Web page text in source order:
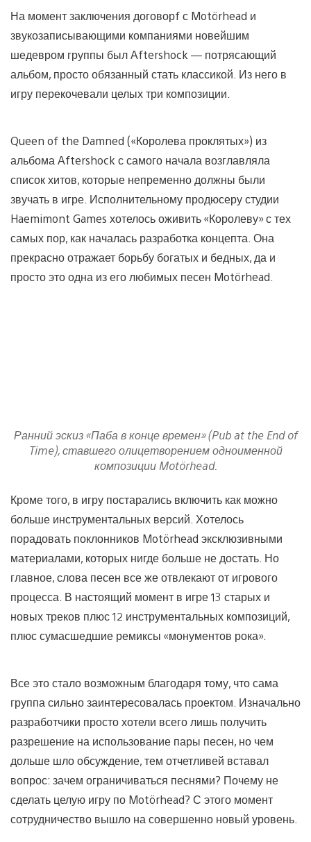
На момент заключения договорf с Motörhead и
звукозаписывающими компаниями новейшим
шедевром группы был Aftershock — потрясающий
альбом, просто обязанный стать классикой. Из него в
игру перекочевали целых три композиции.
Queen of the Damned («Королева проклятых») из
альбома Aftershock с самого начала возглавляла
список хитов, которые непременно должны были
звучать в игре. Исполнительному продюсеру студии
Haemimont Games хотелось оживить «Королеву» с тех
самых пор, как началась разработка концепта. Она
прекрасно отражает борьбу богатых и бедных, да и
просто это одна из его любимых песен Motörhead.
Ранний эскиз «Паба в конце времен» (Pub at the End of
Time), ставшего олицетворением одноименной
композиции Motörhead.
Кроме того, в игру постарались включить как можно
больше инструментальных версий. Хотелось
порадовать поклонников Motörhead эксклюзивными
материалами, которых нигде больше не достать. Но
главное, слова песен все же отвлекают от игрового
процесса. В настоящий момент в игре 13 старых и
новых треков плюс 12 инструментальных композиций,
плюс сумасшедшие ремиксы «монументов рока».
Все это стало возможным благодаря тому, что сама
группа сильно заинтересовалась проектом. Изначально
разработчики просто хотели всего лишь получить
разрешение на использование пары песен, но чем
дольше шло обсуждение, тем отчетливей вставал
вопрос: зачем ограничиваться песнями? Почему не
сделать целую игру по Motörhead? С этого момент
сотрудничество вышло на совершенно новый уровень.